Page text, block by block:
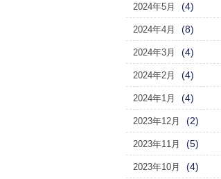
2024年5月 (4)
2024年4月 (8)
2024年3月 (4)
2024年2月 (4)
2024年1月 (4)
2023年12月 (2)
2023年11月 (5)
2023年10月 (4)